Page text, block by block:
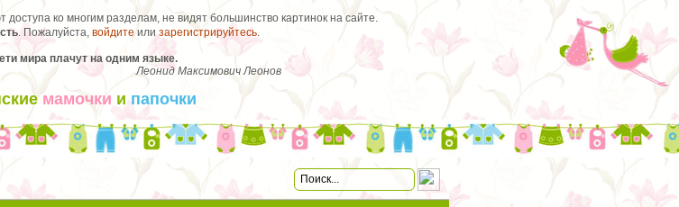
ко многим разделам, не видят большинство картинок на сайте.
. Пожалуйста, войдите илизарегистрируйтесь.
мира плачут на одним языке.
Леонид Максимович Леонов
мамочки ипапочки